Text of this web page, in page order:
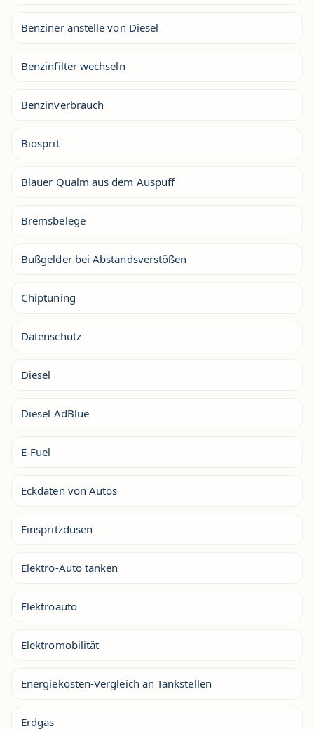
Benziner anstelle von Diesel
Benzinfilter wechseln
Benzinverbrauch
Biosprit
Blauer Qualm aus dem Auspuff
Bremsbelege
Bußgelder bei Abstandsverstößen
Chiptuning
Datenschutz
Diesel
Diesel AdBlue
E-Fuel
Eckdaten von Autos
Einspritzdüsen
Elektro-Auto tanken
Elektroauto
Elektromobilität
Energiekosten-Vergleich an Tankstellen
Erdgas